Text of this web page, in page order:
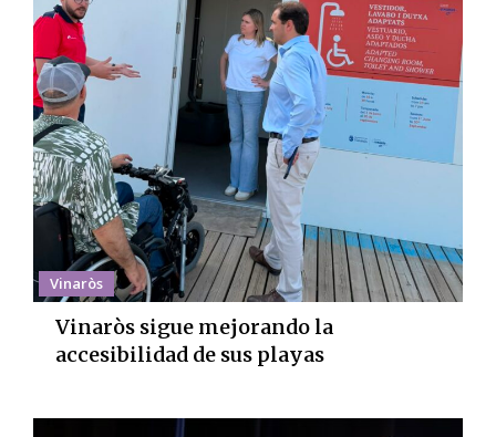
Vinaròs
Vinaròs sigue mejorando la
accesibilidad de sus playas